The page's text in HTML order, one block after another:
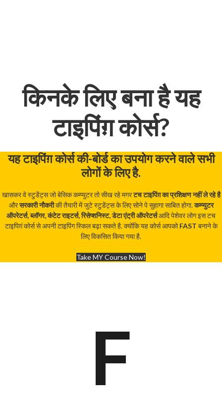
किनके लिए बना है यह
टाइपिंग़ कोर्स?
यह टाइपिंग़ कोर्स की-बोर्ड का उपयोग करने वाले सभी
लोगों के लिए है.
खासकर वे स्टुडेंट्स जो बेसिक कम्प्युटर तो सीख रहे मगरटच टाइपिंग़ का प्रशिक्षण नहीं ले रहे है
औरसरकारी नौकरीकी तैयारी में जुटे स्टुडेंट्स के लिए सोने पे सुहागा साबित होगा.कम्प्युटर
ऑपरेटर्स, ब्लॉगर, कंटेट राइटर्स, रिसेप्शनिस्ट, डेटा एंट्री ऑपरेटर्सआदि पेशेवर लोग इस टच
टाइपिग़ं कोर्स से अपनी टाइपिंग स्किल बढ़ा सकते है. क्योंकि यह कोर्स आपकोFAST बनाने के
लिए विकसित किया गया है.
Take MY Course Now!
F